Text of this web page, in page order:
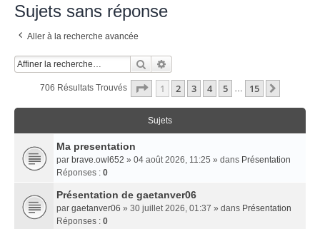
Sujets sans réponse
Aller à la recherche avancée
Rechercher
706 Résultats Trouvés Page 1Sur
1 2 3 4 5 … 15
Sujets
Ma presentation
par brave.owl652 » 04 août 2026, 11:25 » dans Présentation
Réponses : 0
Présentation de gaetanver06
par gaetanver06 » 30 juillet 2026, 01:37 » dans Présentation
Réponses : 0